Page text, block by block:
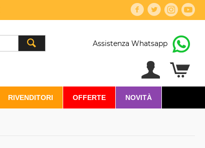
Assistenza Whatsapp
RIVENDITORI OFFERTE NOVITÀ